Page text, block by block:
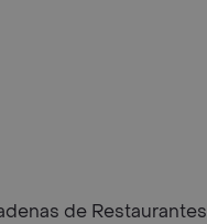
de Restaurantes